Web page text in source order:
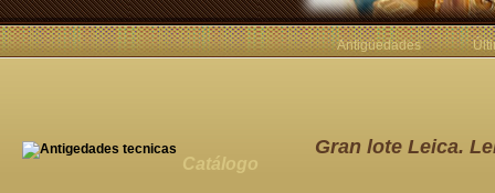
Antigüedades
Catálogo
Gran lote Leica.